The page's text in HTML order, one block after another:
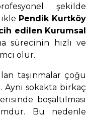
şekilde
Pendik Kurtköy
edilen Kurumsal
sürecinin hızlı ve
olur.
taşınmalar çoğu
Aynı sokakta birkaç
boşaltılması
Bu nedenle